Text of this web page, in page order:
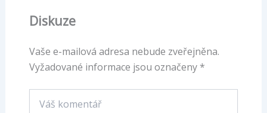
Diskuze
Vaše e-mailová adresa nebude zveřejněna.
Vyžadované informace jsou označeny *
komentář